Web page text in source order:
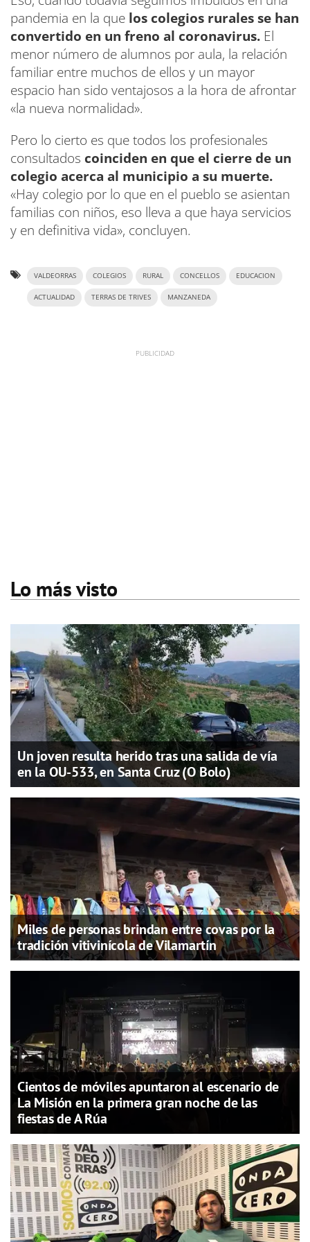
pandemia en la que los colegios rurales se han
convertido en un freno al coronavirus. El
menor número de alumnos por aula, la relación
familiar entre muchos de ellos y un mayor
espacio han sido ventajosos a la hora de afrontar
«la nueva normalidad».
Pero lo cierto es que todos los profesionales
consultados coinciden en que el cierre de un
colegio acerca al municipio a su muerte.
«Hay colegio por lo que en el pueblo se asientan
familias con niños, eso lleva a que haya servicios
y en definitiva vida», concluyen.
VALDEORRAS COLEGIOS RURAL CONCELLOS EDUCACION
ACTUALIDAD TERRAS DE TRIVES MANZANEDA
Lo más visto
Un joven resulta herido tras una salida de vía
en la OU-533, en Santa Cruz (O Bolo)
Miles de personas brindan entre covas por la
tradición vitivinícola de Vilamartín
Cientos de móviles apuntaron al escenario de
La Misión en la primera gran noche de las
fiestas de A Rúa